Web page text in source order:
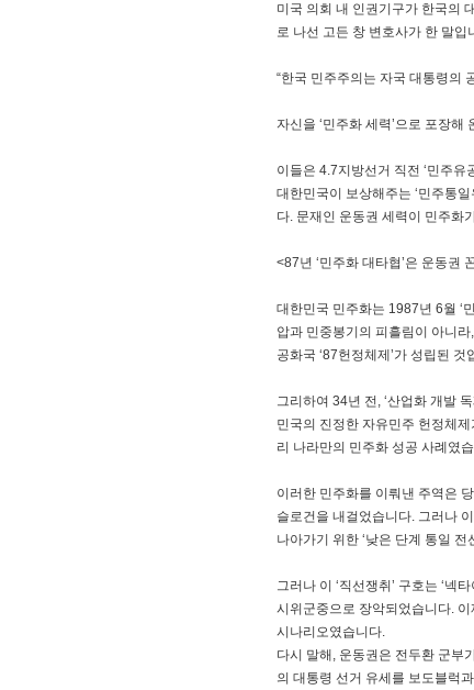
미국 의회 내 인권기구가 한국의
로 나선 고든 창 변호사가 한 말입
“한국 민주주의는 자국 대통령의
자신을 ‘민주화 세력’으로 포장
이들은 4.7지방선거 직전 ‘민주
대한민국이 보상해주는 ‘민주통
다. 문재인 운동권 세력이 민주화
<87년 ‘민주화 대타협’은 운동권
대한민국 민주화는 1987년 6월 ‘
압과 민중봉기의 피흘림이 아니
공화국 ‘87헌정체제’가 성립된 것
그리하여 34년 전, ‘산업화 개발
민국의 진정한 자유민주 헌정체
리 나라만의 민주화 성공 사례였
이러한 민주화를 이뤄낸 주역은
슬로건을 내걸었습니다. 그러나
나아가기 위한 ‘낮은 단계 통일
그러나 이 ‘직선쟁취’ 구호는 ‘넥
시위군중으로 장악되었습니다.
시나리오였습니다.
다시 말해, 운동권은 전두환 군부
의 대통령 선거 유세를 보도블럭